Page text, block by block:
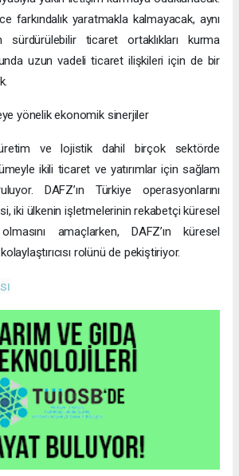
farkındalık yaratmakla kalmayacak, aynı
sürdürülebilir ticaret ortaklıkları kurma
uzun vadeli ticaret ilişkileri için de bir
yönelik ekonomik sinerjiler
ve lojistik dahil birçok sektörde
ikili ticaret ve yatırımlar için sağlam
DAFZ’ın Türkiye operasyonlarını
iki ülkenin işletmelerinin rekabetçi küresel
amaçlarken, DAFZ’ın küresel
rolünü de pekiştiriyor.